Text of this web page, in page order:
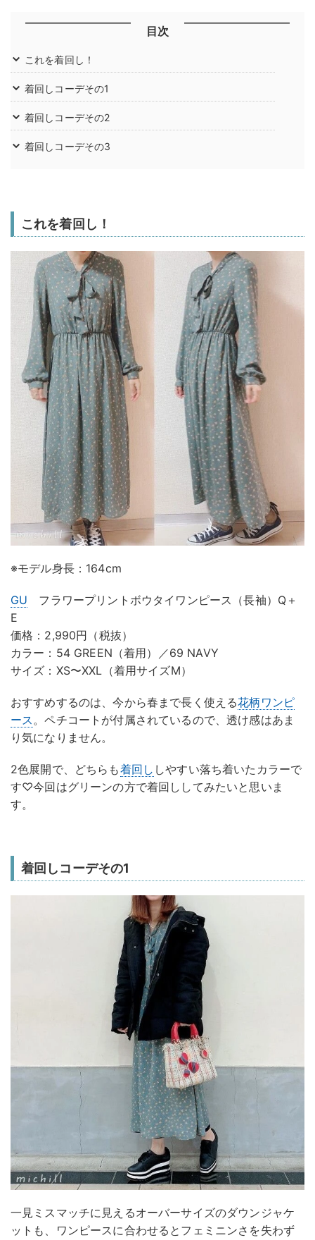
目次
これを着回し！
着回しコーデその1
着回しコーデその2
着回しコーデその3
これを着回し！
※モデル身長：164cm
GU フラワープリントボウタイワンピース（長袖）Q＋
E
価格：2,990円（税抜）
カラー：54 GREEN（着用）／69 NAVY
サイズ：XS〜XXL（着用サイズM）
おすすめするのは、今から春まで長く使える花柄ワンピ
ース。ペチコートが付属されているので、透け感はあま
り気になりません。
2色展開で、どちらも着回し しやすい落ち着いたカラーで
す♡今回はグリーンの方で着回ししてみたいと思いま
す。
着回しコーデその1
一見ミスマッチに見えるオーバーサイズのダウンジャケ
ットも、ワンピースに合わせるとフェミニンさを失わず